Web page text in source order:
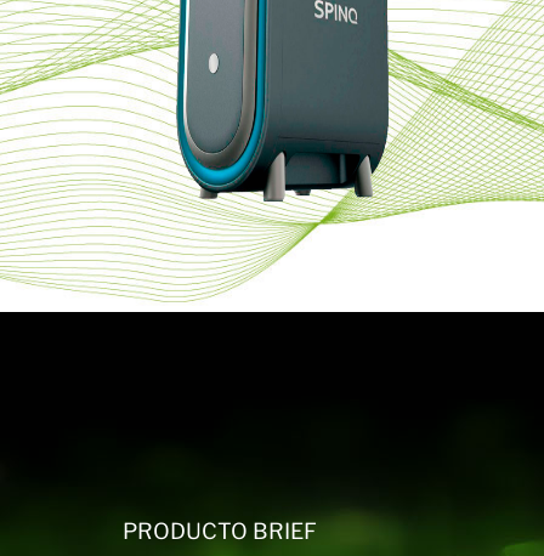
PRODUCTO BRIEF